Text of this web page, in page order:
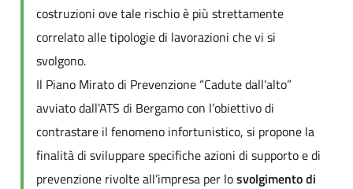
costruzioni ove tale rischio è più strettamente
correlato alle tipologie di lavorazioni che vi si
svolgono.
Il Piano Mirato di Prevenzione “Cadute dall’alto”
avviato dall’ATS di Bergamo con l’obiettivo di
contrastare il fenomeno infortunistico, si propone la
finalità di sviluppare specifiche azioni di supporto e di
prevenzione rivolte all’impresa per losvolgimento di